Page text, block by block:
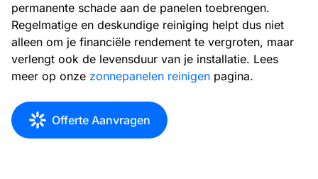
permanente schade aan de panelen toebrengen.
Regelmatige en deskundige reiniging helpt dus niet
alleen om je financiële rendement te vergroten, maar
verlengt ook de levensduur van je installatie. Lees
meer op onze zonnepanelen reinigen pagina.
Offerte Aanvragen